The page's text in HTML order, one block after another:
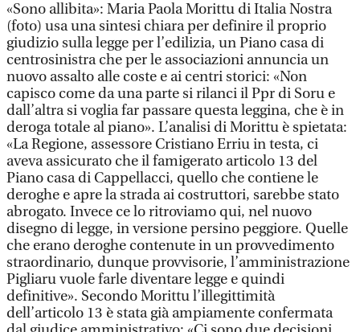
«Sono allibita»: Maria Paola Morittu di Italia Nostra
(foto) usa una sintesi chiara per definire il proprio
giudizio sulla legge per l’edilizia, un Piano casa di
centrosinistra che per le associazioni annuncia un
nuovo assalto alle coste e ai centri storici: «Non
capisco come da una parte si rilanci il Ppr di Soru e
dall’altra si voglia far passare questa leggina, che è in
deroga totale al piano». L’analisi di Morittu è spietata:
«La Regione, assessore Cristiano Erriu in testa, ci
aveva assicurato che il famigerato articolo 13 del
Piano casa di Cappellacci, quello che contiene le
deroghe e apre la strada ai costruttori, sarebbe stato
abrogato. Invece ce lo ritroviamo qui, nel nuovo
disegno di legge, in versione persino peggiore. Quelle
che erano deroghe contenute in un provvedimento
straordinario, dunque provvisorie, l’amministrazione
Pigliaru vuole farle diventare legge e quindi
definitive». Secondo Morittu l’illegittimità
dell’articolo 13 è stata già ampiamente confermata